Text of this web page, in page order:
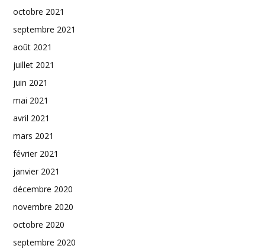
octobre 2021
septembre 2021
août 2021
juillet 2021
juin 2021
mai 2021
avril 2021
mars 2021
février 2021
janvier 2021
décembre 2020
novembre 2020
octobre 2020
septembre 2020